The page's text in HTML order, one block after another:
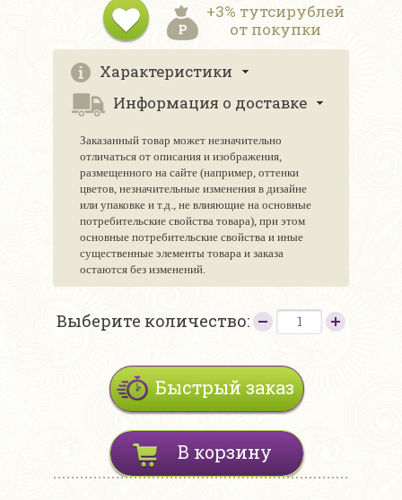
+3% тутсирублей
от покупки
Характеристики
Информация о доставке
Заказанный товар может незначительно
отличаться от описания и изображения,
размещенного на сайте (например, оттенки
цветов, незначительные изменения в дизайне
или упаковке и т.д., не влияющие на основные
потребительские свойства товара), при этом
основные потребительские свойства и иные
существенные элементы товара и заказа
остаются без изменений.
Выберите количество:
Быстрый заказ
В корзину